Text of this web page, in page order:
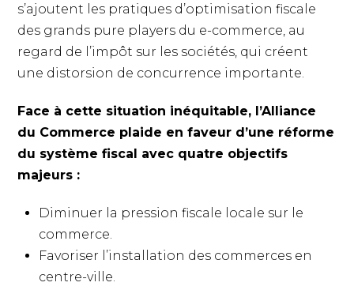
s’ajoutent les pratiques d’optimisation fiscale
des grands pure players du e-commerce, au
regard de l’impôt sur les sociétés, qui créent
une distorsion de concurrence importante.
Face à cette situation inéquitable, l’Alliance
du Commerce plaide en faveur d’une réforme
du système fiscal avec quatre objectifs
majeurs :
Diminuer la pression fiscale locale sur le
commerce.
Favoriser l’installation des commerces en
centre-ville.